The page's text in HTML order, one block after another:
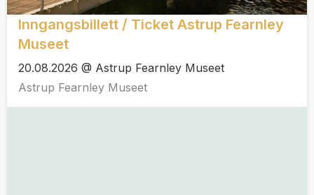
Inngangsbillett / Ticket Astrup Fearnley
Museet
20.08.2026 @ Astrup Fearnley Museet
Astrup Fearnley Museet